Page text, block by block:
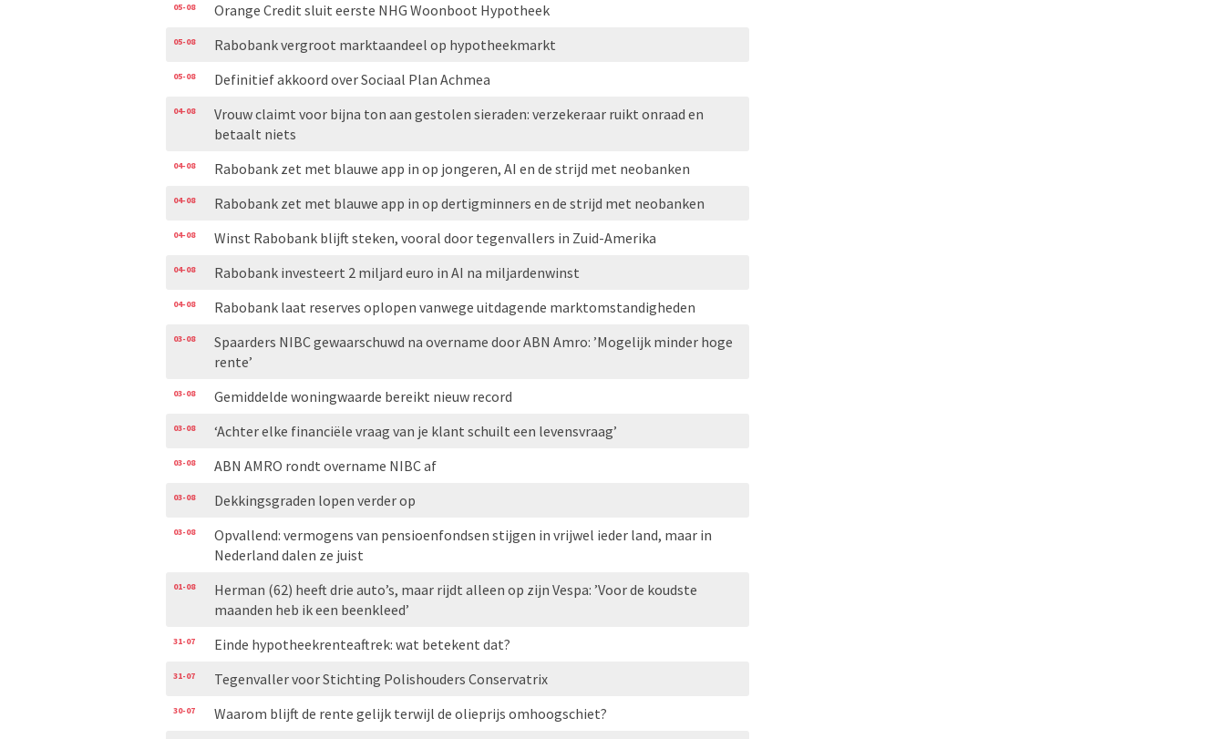
05-08 Orange Credit sluit eerste NHG Woonboot Hypotheek
05-08 Rabobank vergroot marktaandeel op hypotheekmarkt
05-08 Definitief akkoord over Sociaal Plan Achmea
04-08
Vrouw claimt voor bijna ton aan gestolen sieraden: verzekeraar ruikt onraad en
betaalt niets
04-08 Rabobank zet met blauwe app in op jongeren, AI en de strijd met neobanken
04-08 Rabobank zet met blauwe app in op dertigminners en de strijd met neobanken
04-08 Winst Rabobank blijft steken, vooral door tegenvallers in Zuid-Amerika
04-08 Rabobank investeert 2 miljard euro in AI na miljardenwinst
04-08 Rabobank laat reserves oplopen vanwege uitdagende marktomstandigheden
03-08
Spaarders NIBC gewaarschuwd na overname door ABN Amro: ’Mogelijk minder hoge
rente’
03-08 Gemiddelde woningwaarde bereikt nieuw record
03-08 ‘Achter elke financiële vraag van je klant schuilt een levensvraag’
03-08 ABN AMRO rondt overname NIBC af
03-08 Dekkingsgraden lopen verder op
03-08
Opvallend: vermogens van pensioenfondsen stijgen in vrijwel ieder land, maar in
Nederland dalen ze juist
01-08
Herman (62) heeft drie auto’s, maar rijdt alleen op zijn Vespa: ’Voor de koudste
maanden heb ik een beenkleed’
31-07 Einde hypotheekrenteaftrek: wat betekent dat?
31-07 Tegenvaller voor Stichting Polishouders Conservatrix
30-07 Waarom blijft de rente gelijk terwijl de olieprijs omhoogschiet?